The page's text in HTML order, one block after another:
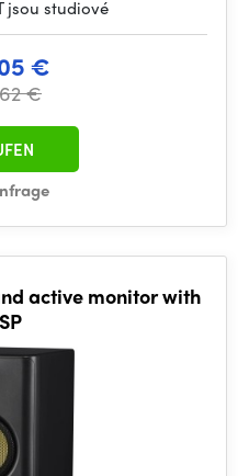
jsou studiové
€
€
active monitor with